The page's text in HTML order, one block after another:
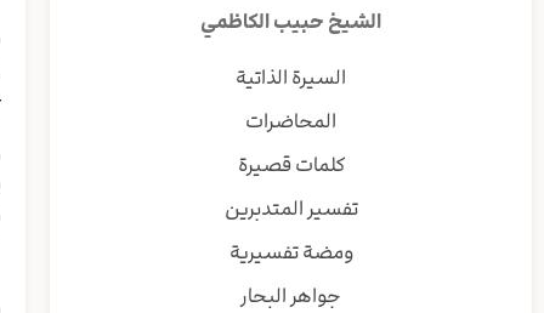
الشيخ حبيب الكاظمي
السيرة الذاتية
المحاضرات
كلمات قصيرة
تفسير المتدبرين
ومضة تفسيرية
جواهر البحار